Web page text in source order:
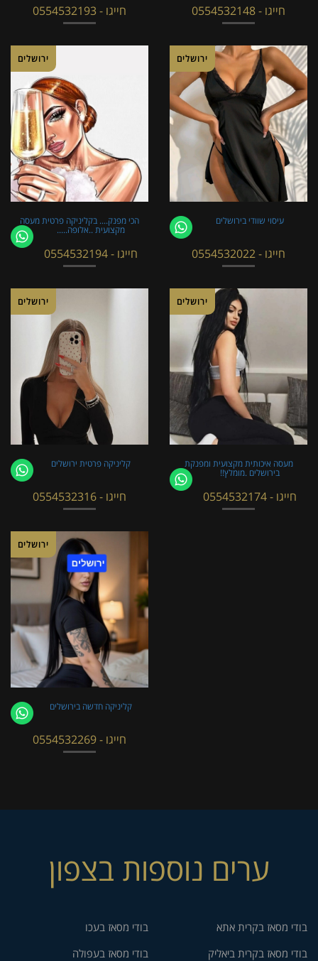
חייגו - 0554532193 חייגו - 0554532148
ירושלים
הכי מפנק.... בקליניקה פרטית מעסה
מקצועית ..אלופה.....
חייגו - 0554532194
ירושלים
עיסוי שוודי בירושלים
חייגו - 0554532022
ירושלים
קליניקה פרטית ירושלים
חייגו - 0554532316
ירושלים
מעסה איכותית מקצועית ומפנקת
בירושלים .מומלץ!!
חייגו - 0554532174
ירושלים
קליניקה חדשה בירושלים
חייגו - 0554532269
ערים נוספות בצפון
בודי מסאז בקרית אתא
בודי מסאז בקרית ביאליק
בודי מסאז בעכו
בודי מסאז בעפולה